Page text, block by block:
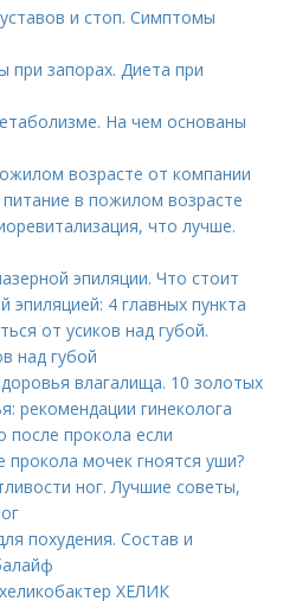
и стоп. Симптомы
при запорах. Диета при
На чем основаны
возрасте от компании
в пожилом возрасте
что лучше.
эпиляции. Что стоит
эпиляцией: 4 главных пункта
от усиков над губой.
над губой
влагалища. 10 золотых
рекомендации гинеколога
после прокола если
прокола мочек гноятся уши?
ног. Лучшие советы,
похудения. Состав и
ХЕЛИК